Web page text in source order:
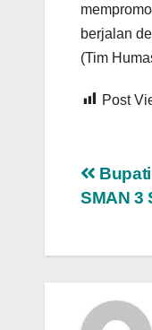
berjalan
(Tim
Post
SMAN 3